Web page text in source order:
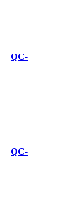
QC-
QC-